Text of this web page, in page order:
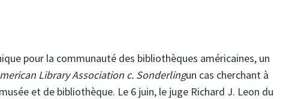
pour la communauté des bibliothèques américaines, un
Library Association c. Sonderlingun cas cherchant à
et de bibliothèque. Le 6 juin, le juge Richard J. Leon du